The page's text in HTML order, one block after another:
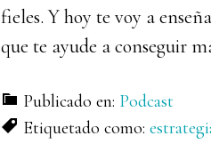
fieles. Y hoy te voy a
que te ayude a conseguir
Publicado en: Podcast
Etiquetado como: